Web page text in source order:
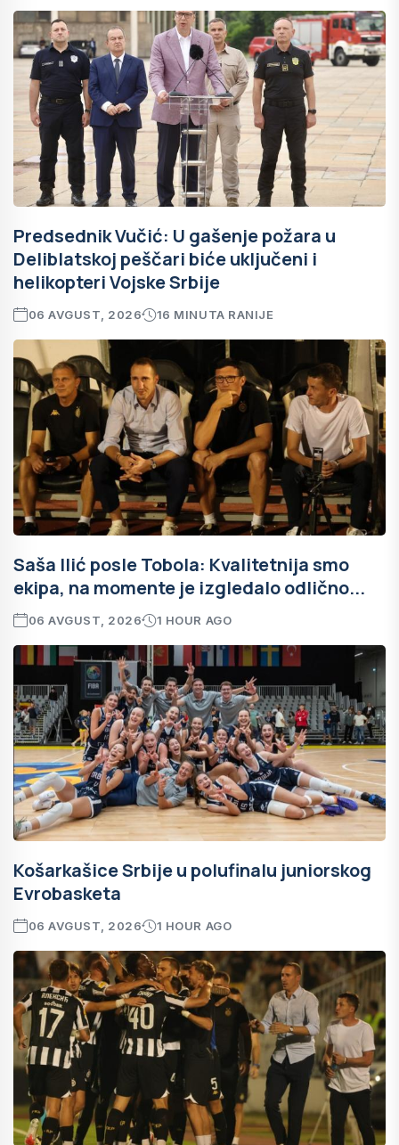
Predsednik Vučić: U gašenje požara u
Deliblatskoj peščari biće uključeni i
helikopteri Vojske Srbije
06 AVGUST, 2026 16 MINUTA RANIJE
Saša Ilić posle Tobola: Kvalitetnija smo
ekipa, na momente je izgledalo odlično...
06 AVGUST, 2026 1 HOUR AGO
Košarkašice Srbije u polufinalu juniorskog
Evrobasketa
06 AVGUST, 2026 1 HOUR AGO